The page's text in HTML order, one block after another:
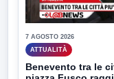
7 AGOSTO 2026
ATTUALITÀ
Benevento tra le